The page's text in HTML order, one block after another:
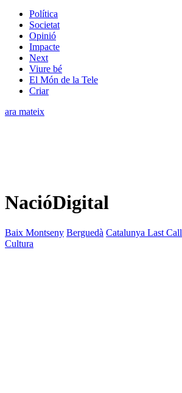
Política
Societat
Opinió
Impacte
Next
Viure bé
El Món de la Tele
Criar
ara mateix
NacióDigital
Baix Montseny Berguedà Catalunya Last Call
Cultura